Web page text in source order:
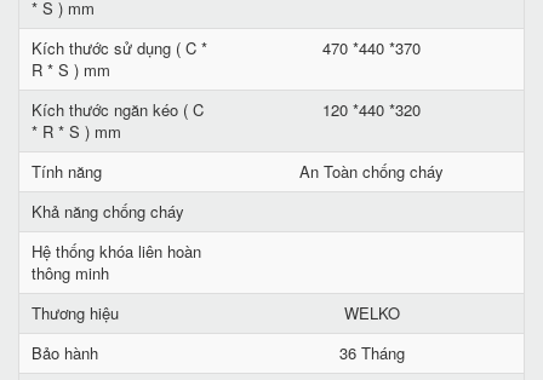
* S ) mm
Kích thước sử dụng ( C *
R * S ) mm
470 *440 *370
Kích thước ngăn kéo ( C
* R * S ) mm
120 *440 *320
Tính năng
An Toàn chống cháy
Khả năng chống cháy
Hệ thống khóa liên hoàn
thông minh
Thương hiệu
WELKO
Bảo hành
36 Tháng